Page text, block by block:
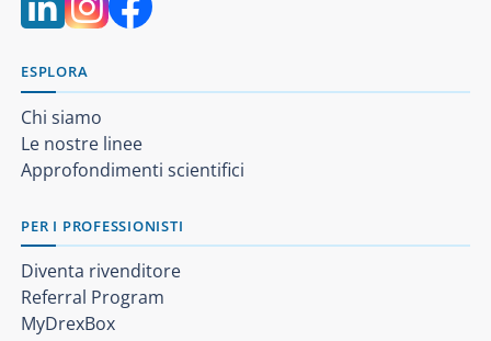
ESPLORA
Chi siamo
Le nostre linee
Approfondimenti scientifici
PER I PROFESSIONISTI
Diventa rivenditore
Referral Program
MyDrexBox